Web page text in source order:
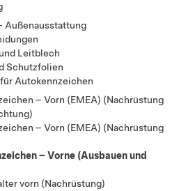
Außenausstattung
Leitblech
Schutzfolien
Autokennzeichen
– Vorn (EMEA) (Nachrüstung
– Vorn (EMEA) (Nachrüstung
– Vorne (Ausbauen und
vorn (Nachrüstung)